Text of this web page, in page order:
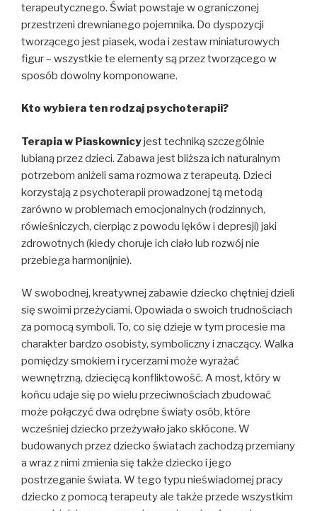
terapeutycznego. Świat powstaje w ograniczonej
przestrzeni drewnianego pojemnika. Do dyspozycji
tworzącego jest piasek, woda i zestaw miniaturowych
figur – wszystkie te elementy są przez tworzącego w
sposób dowolny komponowane.
Kto wybiera ten rodzaj psychoterapii?
Terapia w Piaskownicyjest techniką szczególnie
lubianą przez dzieci. Zabawa jest bliższa ich naturalnym
potrzebom aniżeli sama rozmowa z terapeutą. Dzieci
korzystają z psychoterapii prowadzonej tą metodą
zarówno w problemach emocjonalnych (rodzinnych,
rówieśniczych, cierpiąc z powodu lęków i depresji) jaki
zdrowotnych (kiedy choruje ich ciało lub rozwój nie
przebiega harmonijnie).
W swobodnej, kreatywnej zabawie dziecko chętniej dzieli
się swoimi przeżyciami. Opowiada o swoich trudnościach
za pomocą symboli. To, co się dzieje w tym procesie ma
charakter bardzo osobisty, symboliczny i znaczący. Walka
pomiędzy smokiem i rycerzami może wyrażać
wewnętrzną, dziecięcą konfliktowość. A most, który w
końcu udaje się po wielu przeciwnościach zbudować
może połączyć dwa odrębne światy osób, które
wcześniej dziecko przeżywało jako skłócone. W
budowanych przez dziecko światach zachodzą przemiany
a wraz z nimi zmienia się także dziecko i jego
postrzeganie świata. W tego typu nieświadomej pracy
dziecko z pomocą terapeuty ale także przede wszystkim